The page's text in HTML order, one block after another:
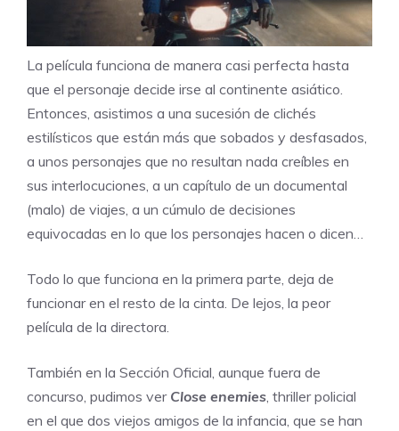
La película funciona de manera casi perfecta hasta
que el personaje decide irse al continente asiático.
Entonces, asistimos a una sucesión de clichés
estilísticos que están más que sobados y desfasados,
a unos personajes que no resultan nada creíbles en
sus interlocuciones, a un capítulo de un documental
(malo) de viajes, a un cúmulo de decisiones
equivocadas en lo que los personajes hacen o dicen…
Todo lo que funciona en la primera parte, deja de
funcionar en el resto de la cinta. De lejos, la peor
película de la directora.
También en la Sección Oficial, aunque fuera de
concurso, pudimos ver Close enemies, thriller policial
en el que dos viejos amigos de la infancia, que se han